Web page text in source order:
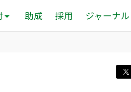
助成 採用 ジャーナル